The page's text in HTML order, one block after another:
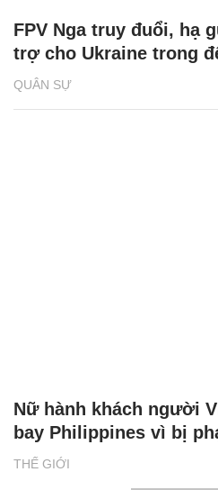
QUÂN SỰ
FPV Nga truy đuổi, hạ
trợ cho Ukraine trong
THẾ GIỚI
Nữ hành khách người
bay Philippines vì bị